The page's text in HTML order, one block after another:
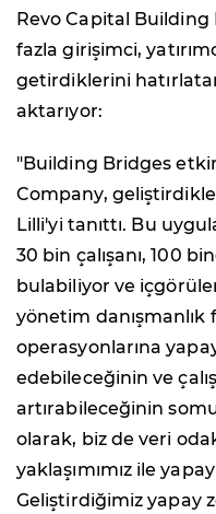
Revo Capital
fazla girişimci,
getirdiklerini
aktarıyor:
"Building Bridges
Company,
Lilli'yi tanıttı. Bu
30 bin çalışanı, 100
bulabiliyor ve
yönetim danışmanlık
operasyonlarına
edebileceğinin ve
artırabileceğinin
olarak, biz de veri
yaklaşımımız ile
Geliştirdiğimiz yapay